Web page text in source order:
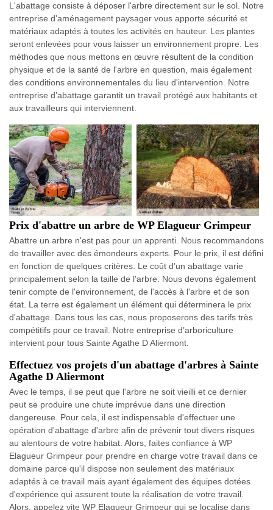
L'abattage consiste à déposer l'arbre directement sur le sol. Notre
entreprise d'aménagement paysager vous apporte sécurité et
matériaux adaptés à toutes les activités en hauteur. Les plantes
seront enlevées pour vous laisser un environnement propre. Les
méthodes que nous mettons en œuvre résultent de la condition
physique et de la santé de l'arbre en question, mais également
des conditions environnementales du lieu d'intervention. Notre
entreprise d’abattage garantit un travail protégé aux habitants et
aux travailleurs qui interviennent.
Prix d'abattre un arbre de WP Elagueur Grimpeur
Abattre un arbre n'est pas pour un apprenti. Nous recommandons
de travailler avec des émondeurs experts. Pour le prix, il est défini
en fonction de quelques critères. Le coût d'un abattage varie
principalement selon la taille de l'arbre. Nous devons également
tenir compte de l'environnement, de l'accès à l'arbre et de son
état. La terre est également un élément qui déterminera le prix
d'abattage. Dans tous les cas, nous proposerons des tarifs très
compétitifs pour ce travail. Notre entreprise d’arboriculture
intervient pour tous Sainte Agathe D Aliermont.
Effectuez vos projets d'un abattage d'arbres à Sainte
Agathe D Aliermont
Avec le temps, il se peut que l'arbre ne soit vieilli et ce dernier
peut se produire une chute imprévue dans une direction
dangereuse. Pour cela, il est indispensable d'effectuer une
opération d'abattage d'arbre afin de prévenir tout divers risques
au alentours de votre habitat. Alors, faites confiance à WP
Elagueur Grimpeur pour prendre en charge votre travail dans ce
domaine parce qu'il dispose non seulement des matériaux
adaptés à ce travail mais ayant également des équipes dotées
d'expérience qui assurent toute la réalisation de votre travail.
Alors, appelez vite WP Elagueur Grimpeur qui se localise dans